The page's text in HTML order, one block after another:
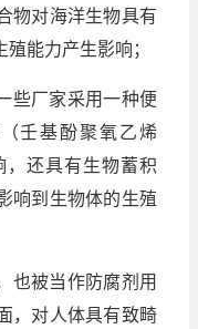
物对海洋生物具有
能力产生影响；
些厂家采用一种便
壬基酚聚氧乙烯
，还具有生物蓄积
响到生物体的生殖
也被当作防腐剂用
，对人体具有致畸